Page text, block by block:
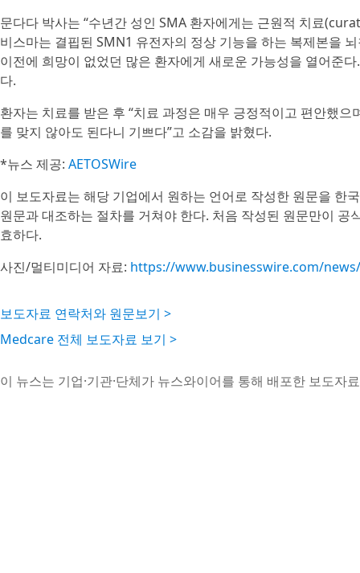
문다다 박사는 “수년간 성인 SMA 환자에게는 근원적 치료
비스마는 결핍된 SMN1 유전자의 정상 기능을 하는 복제본을
이전에 희망이 없었던 많은 환자에게 새로운 가능성을 열어준
다.
환자는 치료를 받은 후 “치료 과정은 매우 긍정적이고 편안했
를 맞지 않아도 된다니 기쁘다”고 소감을 밝혔다.
*뉴스 제공: AETOSWire
이 보도자료는 해당 기업에서 원하는 언어로 작성한 원문을 한
원문과 대조하는 절차를 거쳐야 한다. 처음 작성된 원문만이
효하다.
사진/멀티미디어 자료: https://www.businesswire.com/
보도자료 연락처와 원문보기 >
Medcare 전체 보도자료 보기 >
이 뉴스는 기업·기관·단체가 뉴스와이어를 통해 배포한 보도자